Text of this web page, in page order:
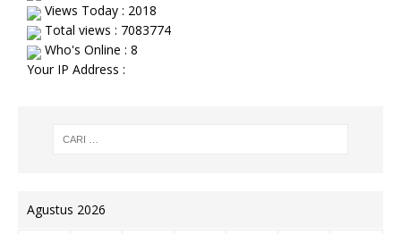
Views Today : 2018
Total views : 7083774
Who's Online : 8
Your IP Address :
Agustus 2026